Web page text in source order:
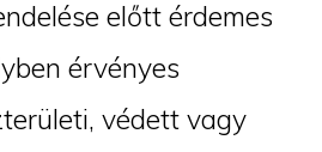
előtt érdemes
érvényes
védett vagy